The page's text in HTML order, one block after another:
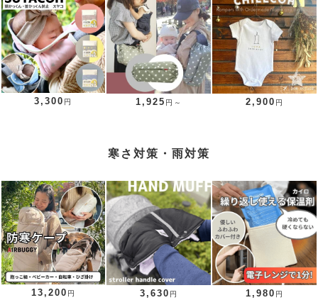
3,300 円 1,925 円～ 2,900 円
寒さ対策・雨対策
13,200 円 3,630 円 1,980 円